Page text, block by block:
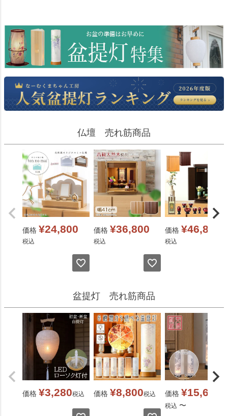
仏壇 売れ筋商品
価格 ¥24,800
税込
価格 ¥36,800
税込
価格 ¥46,800
税込
盆提灯 売れ筋商品
価格 ¥3,280税込 価格 ¥8,800税込 価格 ¥15,600
税込 〜